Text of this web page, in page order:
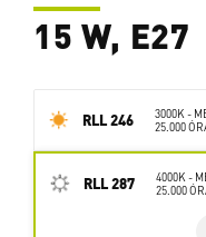
15 W, E27
RLL 246
3000K -
25.000
RLL 287
4000K -
25.000